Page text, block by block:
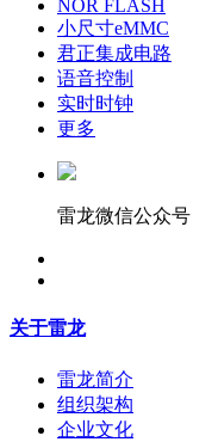
NOR FLASH
小尺寸eMMC
君正集成电路
语音控制
实时时钟
更多
雷龙微信公众号
关于雷龙
雷龙简介
组织架构
企业文化